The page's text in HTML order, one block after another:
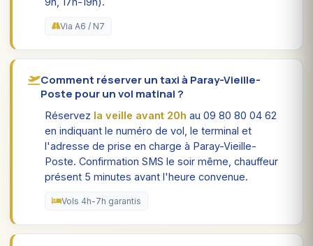
Via A6 / N7
Comment réserver un taxi à Paray-Vieille-
Poste pour un vol matinal ?
Réservez la veille avant 20h au 09 80 80 04 62
en indiquant le numéro de vol, le terminal et
l'adresse de prise en charge à Paray-Vieille-
Poste. Confirmation SMS le soir même, chauffeur
présent 5 minutes avant l'heure convenue.
Vols 4h-7h garantis